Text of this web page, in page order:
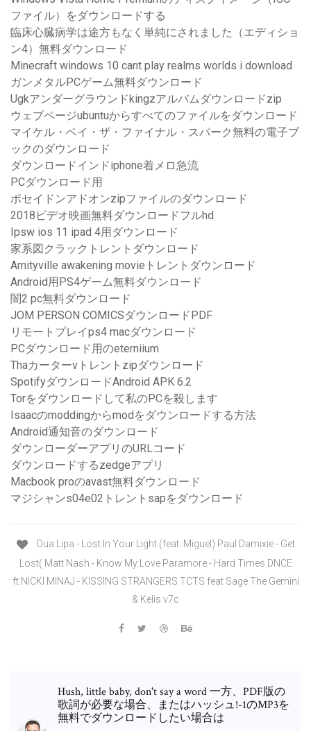
ファイル）をダウンロードする
臨床心臓病学は途方もなく単純にされました（エディショ
ン4）無料ダウンロード
Minecraft windows 10 cant play realms worlds i download
ガンメタルPCゲーム無料ダウンロード
Ugkアンダーグラウンドkingzアルバムダウンロードzip
ウェブページubuntuからすべてのファイルをダウンロード
マイケル・ベイ・ザ・ファイナル・スパーク無料の電子ブ
ックのダウンロード
ダウンロードインドiphone着メロ急流
PCダウンロード用
ポセイドンアドオンzipファイルのダウンロード
2018ビデオ映画無料ダウンロードフルhd
Ipsw ios 11 ipad 4用ダウンロード
家系図クラックトレントダウンロード
Amityville awakening movieトレントダウンロード
Android用PS4ゲーム無料ダウンロード
闇2 pc無料ダウンロード
JOM PERSON COMICSダウンロードPDF
リモートプレイps4 macダウンロード
PCダウンロード用のeterniium
Thaカーターvトレントzipダウンロード
SpotifyダウンロードAndroid APK 6.2
Torをダウンロードして私のPCを殺します
Isaacのmoddingからmodをダウンロードする方法
Android通知音のダウンロード
ダウンローダーアプリのURLコード
ダウンロードするzedgeアプリ
Macbook proのavast無料ダウンロード
マジシャンs04e02トレントsapをダウンロード
Dua Lipa - Lost In Your Light (feat. Miguel) Paul Damixie - Get
Lost( Matt Nash - Know My Love Paramore - Hard Times DNCE
ft.NICKI MINAJ - KISSING STRANGERS TCTS feat Sage The Gemini
& Kelis v7c
Hush, little baby, don't say a word 一方、PDF版の
歌詞が必要な場合、またはハッシュ!-1のMP3を
無料でダウンロードしたい場合は